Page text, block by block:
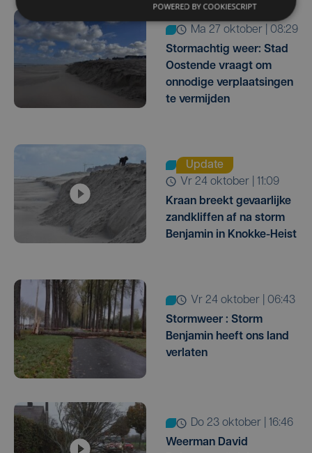
ma 27 oktober | 08:29
Stormachtig weer: Stad
Oostende vraagt om
onnodige verplaatsingen
te vermijden
Update
vr 24 oktober | 11:09
Kraan breekt gevaarlijke
zandkliffen af na storm
Benjamin in Knokke-Heist
vr 24 oktober | 06:43
Stormweer : Storm
Benjamin heeft ons land
verlaten
do 23 oktober | 16:46
Weerman David
POWERED BY COOKIESCRIPT